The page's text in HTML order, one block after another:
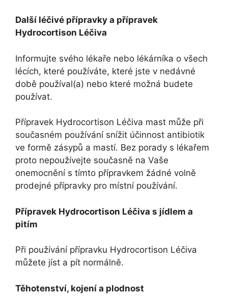
Další léčivé přípravky a přípravek
Hydrocortison Léčiva
Informujte svého lékaře nebo lékárníka o všech
lécích, které používáte, které jste v nedávné
době používal(a) nebo které možná budete
používat.
Přípravek Hydrocortison Léčiva mast může při
současném používání snížit účinnost antibiotik
ve formě zásypů a mastí. Bez porady s lékařem
proto nepoužívejte současně na Vaše
onemocnění s tímto přípravkem žádné volně
prodejné přípravky pro místní používání.
Přípravek Hydrocortison Léčiva s jídlem a
pitím
Při používání přípravku Hydrocortison Léčiva
můžete jíst a pít normálně.
Těhotenství, kojení a plodnost